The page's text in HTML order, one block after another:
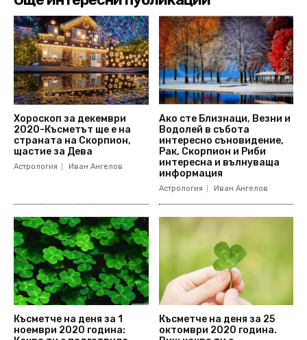
Хороскоп за декември
2020-Късметът ще е на
страната на Скорпион,
щастие за Дева
Астрология Иван Ангелов
Ако сте Близнаци, Везни и
Водолей в събота
интересно съновидение,
Рак, Скорпион и Риби
интересна и вълнуваща
информация
Астрология Иван Ангелов
Късметче на деня за 1
ноември 2020 година:
Късметче на деня за 25
октомври 2020 година.